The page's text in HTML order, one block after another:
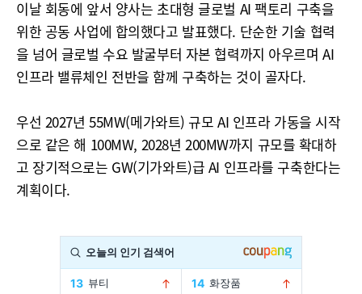
이날 회동에 앞서 양사는 초대형 글로벌 AI 팩토리 구축을
위한 공동 사업에 합의했다고 발표했다. 단순한 기술 협력
을 넘어 글로벌 수요 발굴부터 자본 협력까지 아우르며 AI
인프라 밸류체인 전반을 함께 구축하는 것이 골자다.
우선 2027년 55MW(메가와트) 규모 AI 인프라 가동을 시작
으로 같은 해 100MW, 2028년 200MW까지 규모를 확대하
고 장기적으로는 GW(기가와트)급 AI 인프라를 구축한다는
계획이다.